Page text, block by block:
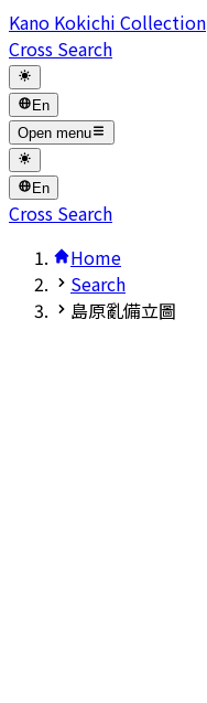
Kano Kokichi Collection
Cross Search
En
Open menu
En
Cross Search
Home
Search
島原亂備立圖